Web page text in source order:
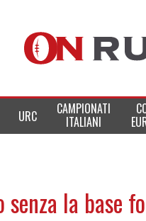
URC CAMPIONATI
ITALIANI
la base